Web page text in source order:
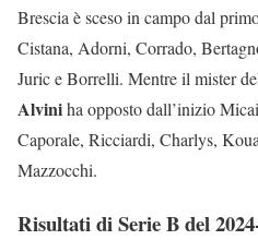
Brescia è sceso in campo dal
Cistana, Adorni, Corrado,
Juric e Borrelli. Mentre il mister
Alviniha opposto dall’inizio
Caporale, Ricciardi, Charlys,
Mazzocchi.
Risultati di Serie B del